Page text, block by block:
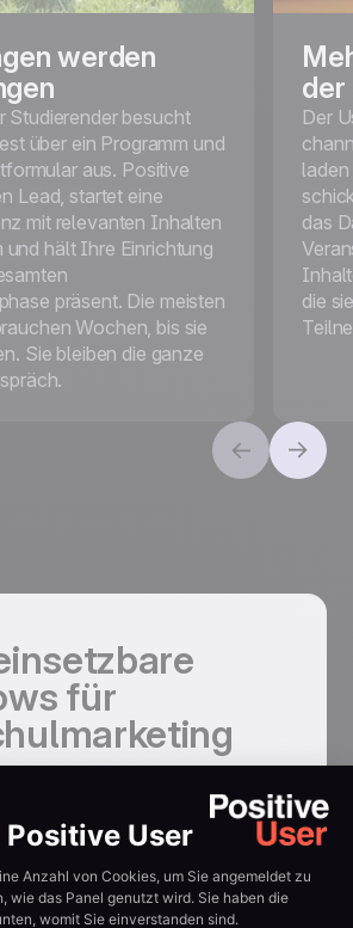
werden
Studierender besucht
über ein Programm und
aus. Positive
Lead, startet eine
mit relevanten Inhalten
und hält Ihre Einrichtung
präsent. Die meisten
Wochen, bis sie
Sie bleiben die ganze
der
Der
das
die
für